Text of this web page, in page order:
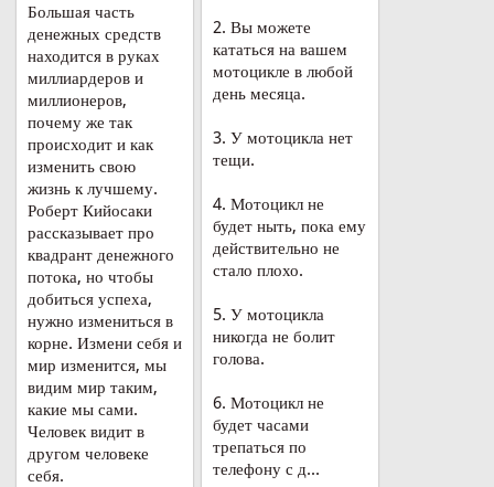
Большая часть
денежных средств
находится в руках
миллиардеров и
миллионеров,
почему же так
происходит и как
изменить свою
жизнь к лучшему.
Роберт Кийосаки
рассказывает про
квадрант денежного
потока, но чтобы
добиться успеха,
нужно измениться в
корне. Измени себя и
мир изменится, мы
видим мир таким,
какие мы сами.
Человек видит в
другом человеке
себя.
2. Вы можете
кататься на вашем
мотоцикле в любой
день месяца.
3. У мотоцикла нет
тещи.
4. Мотоцикл не
будет ныть, пока ему
действительно не
стало плохо.
5. У мотоцикла
никогда не болит
голова.
6. Мотоцикл не
будет часами
трепаться по
телефону с д...